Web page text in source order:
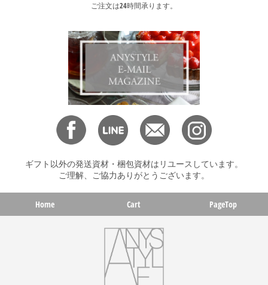
ご注文は24時間承ります。
ギフト以外の発送資材・梱包資材はリユースしています。
ご理解、ご協力ありがとうございます。
Home Cart PageTop